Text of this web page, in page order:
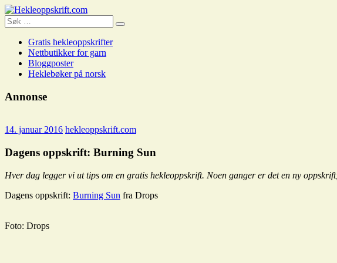
Skip
to
content
Hekleoppskrift.com
Search
for:
Search
Gratis hekleoppskrifter
Nettbutikker for garn
Bloggposter
Heklebøker på norsk
Annonse
14. januar 2016 hekleoppskrift.com
Dagens oppskrift: Burning Sun
Hver dag legger vi ut tips om en gratis hekleoppskrift. Noen ganger er det en ny
Dagens oppskrift: Burning Sun fra Drops
Foto: Drops